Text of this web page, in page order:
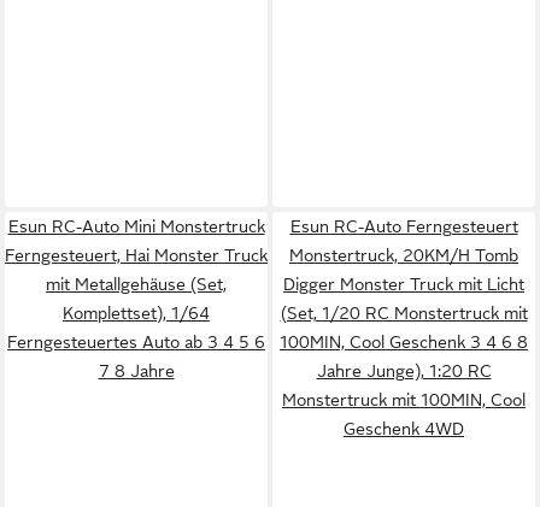
Esun RC-Auto Mini Monstertruck
Ferngesteuert, Hai Monster Truck
mit Metallgehäuse (Set,
Komplettset), 1/64
Ferngesteuertes Auto ab 3 4 5 6
7 8 Jahre
Esun RC-Auto Ferngesteuert
Monstertruck, 20KM/H Tomb
Digger Monster Truck mit Licht
(Set, 1/20 RC Monstertruck mit
100MIN, Cool Geschenk 3 4 6 8
Jahre Junge), 1:20 RC
Monstertruck mit 100MIN, Cool
Geschenk 4WD